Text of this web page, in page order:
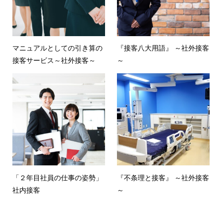
マニュアルとしての引き算の
接客サービス～社外接客～
『接客八大用語』 ～社外接客
～
「２年目社員の仕事の姿勢」
社内接客
『不条理と接客』 ～社外接客
～